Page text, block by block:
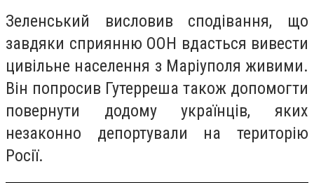
Зеленський висловив сподівання, що
завдяки сприянню ООН вдасться вивести
цивільне населення з Маріуполя живими.
Він попросив Гутерреша також допомогти
повернути додому українців, яких
незаконно депортували на територію
Росії.